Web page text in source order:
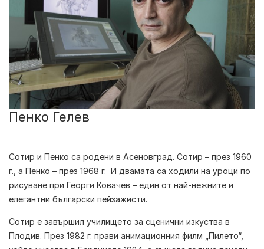
Пенко Гелев
Сотир и Пенко са родени в Асеновград. Сотир – през 1960
г., а Пенко – през 1968 г. И двамата са ходили на уроци по
рисуване при Георги Ковачев – един от най-нежните и
елегантни български пейзажисти.
Сотир е завършил училището за сценични изкуства в
Плодив. През 1982 г. прави анимационния филм „Пилето“,